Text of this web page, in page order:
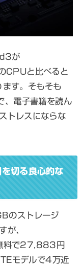
が
CPUと比べると
ます。そもそも
電子書籍を読ん
トレスにならな
切る良心的な
のストレージ
が、
料で27,883円
モデルで4万近